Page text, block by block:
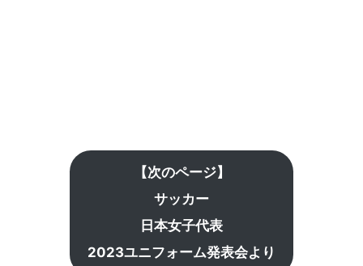
【次のページ】
サッカー
日本女子代表
2023ユニフォーム発表会より